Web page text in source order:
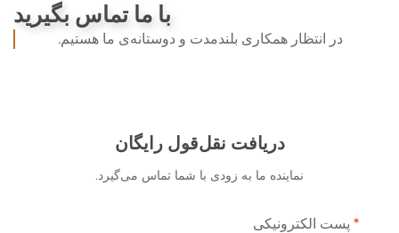
با ما تماس بگیرید
در انتظار همکاری بلندمدت و دوستانه‌ی ما هستیم.
دریافت نقل‌قول رایگان
نماینده ما به زودی با شما تماس می‌گیرد.
پست الکترونیکی